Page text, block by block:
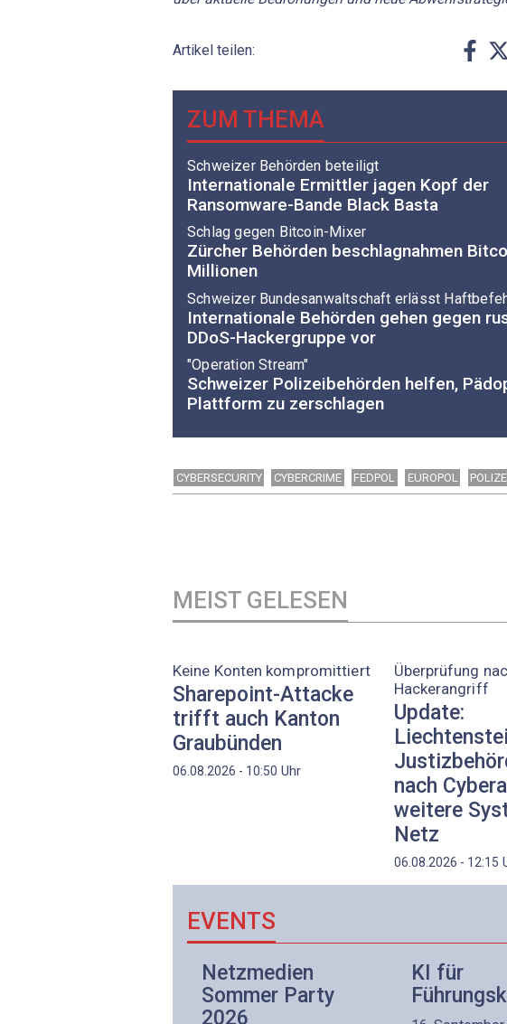
Artikel teilen:
ZUM THEMA
Schweizer Behörden beteiligt
Internationale Ermittler jagen Kopf der
Ransomware-Bande Black Basta
Schlag gegen Bitcoin-Mixer
Zürcher Behörden beschlagnahmen
Millionen
Schweizer Bundesanwaltschaft erlässt
Internationale Behörden gehen gegen
DDoS-Hackergruppe vor
"Operation Stream"
Schweizer Polizeibehörden helfen,
Plattform zu zerschlagen
CYBERSECURITY CYBERCRIME FEDPOL EUROPOL
MEIST GELESEN
Keine Konten kompromittiert
Sharepoint-Attacke
trifft auch Kanton
Graubünden
06.08.2026 - 10:50 Uhr
Überprüfung
Hackerangriff
Update:
nach
weitere
Netz
06.08.2026 - 12:15
EVENTS
Netzmedien
Sommer Party
2026
KI für